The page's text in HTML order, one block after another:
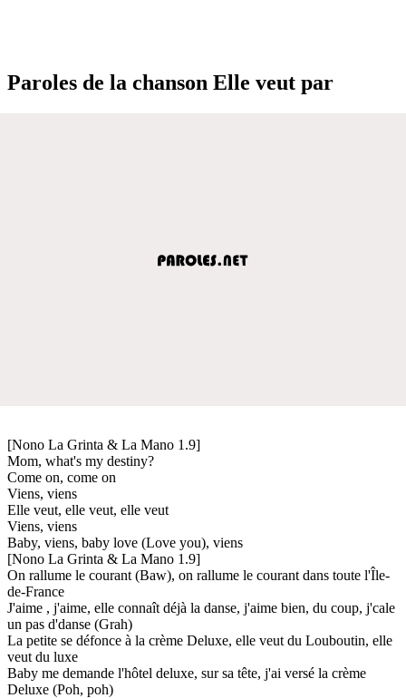
Paroles de la chanson Elle veut par
[Nono La Grinta & La Mano 1.9]
Mom, what's my destiny?
Come on, come on
Viens, viens
Elle veut, elle veut, elle veut
Viens, viens
Baby, viens, baby love (Love you), viens
[Nono La Grinta & La Mano 1.9]
On rallume le courant (Baw), on rallume le courant dans toute l'Île-
de-France
J'aime , j'aime, elle connaît déjà la danse, j'aime bien, du coup, j'cale
un pas d'danse (Grah)
La petite se défonce à la crème Deluxe, elle veut du Louboutin, elle
veut du luxe
Baby me demande l'hôtel deluxe, sur sa tête, j'ai versé la crème
Deluxe (Poh, poh)